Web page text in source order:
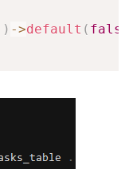
) ->default (